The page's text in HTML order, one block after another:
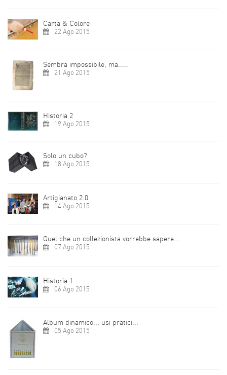
Carta & Colore
22 Ago 2015
Sembra impossibile, ma.....
21 Ago 2015
Historia 2
19 Ago 2015
Solo un cubo?
18 Ago 2015
Artigianato 2.0
14 Ago 2015
Quel che un collezionista vorrebbe sapere...
07 Ago 2015
Historia 1
06 Ago 2015
Album dinamico... usi pratici...
05 Ago 2015